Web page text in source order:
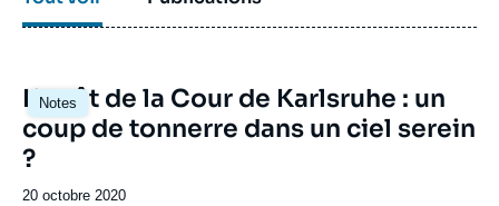
Notes
Image
principale
L’arrêt de la Cour de Karlsruhe : un
coup de tonnerre dans un ciel serein
?
Date
20 octobre 2020